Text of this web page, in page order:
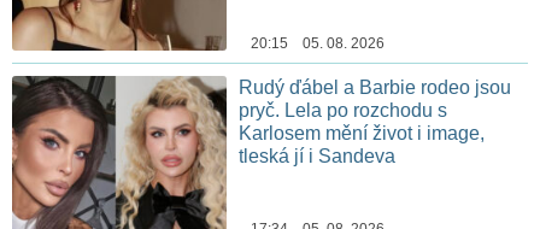
20:15 05. 08. 2026
Rudý ďábel a Barbie rodeo jsou
pryč. Lela po rozchodu s
Karlosem mění život i image,
tleská jí i Sandeva